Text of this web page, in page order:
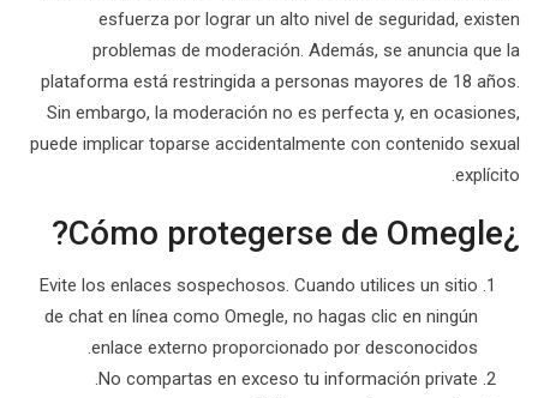
esfuerza por lograr un alto nivel de seguridad, existen
problemas de moderación. Además, se anuncia que la
plataforma está restringida a personas mayores de 18 años.
Sin embargo, la moderación no es perfecta y, en ocasiones,
puede implicar toparse accidentalmente con contenido sexual
explícito.
¿Cómo protegerse de Omegle?
Evite los enlaces sospechosos. Cuando utilices un sitio
de chat en línea como Omegle, no hagas clic en ningún
enlace externo proporcionado por desconocidos.
No compartas en exceso tu información private.